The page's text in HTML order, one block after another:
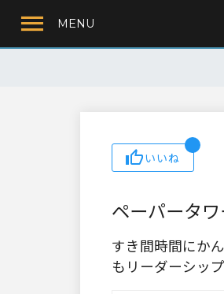
MENU
いいね
ペーパータワ
すき間時間にか
もリーダーシッ